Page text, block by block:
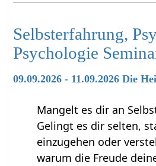
Selbsterfahrung,
Psychologie
09.09.2026 - 11.09.2026 Die
Mangelt es dir an
Gelingt es dir selten,
einzugehen oder
warum die Freude